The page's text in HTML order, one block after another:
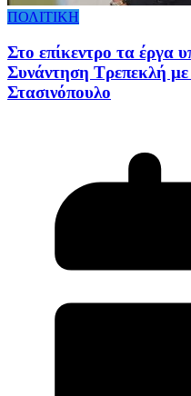
ΠΟΛΙΤΙΚΗ
Στο επίκεντρο τα έργα
Συνάντηση Τρεπεκλή
Στασινόπουλο